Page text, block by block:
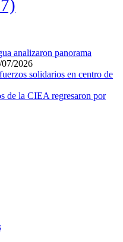
analizaron panorama
07/2026
solidarios en centro de
de la CIEA regresaron por